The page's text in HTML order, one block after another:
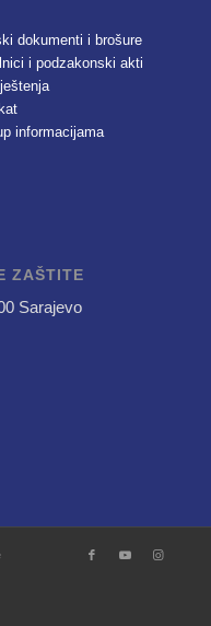
dokumenti i brošure
i podzakonski akti
informacijama
ZAŠTITE
Sarajevo